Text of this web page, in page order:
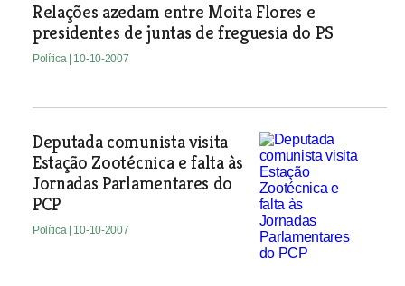
Relações azedam entre Moita Flores e
presidentes de juntas de freguesia do PS
Política | 10-10-2007
Deputada comunista visita
Estação Zootécnica e falta às
Jornadas Parlamentares do
PCP
Política | 10-10-2007